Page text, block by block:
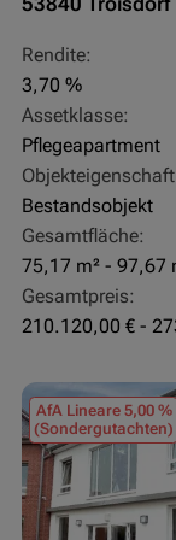
Rendite:
3,70 %
Assetklasse:
Pflegeapartment
Bestandsobjekt
Gesamtfläche:
75,17 m² - 97,67
Gesamtpreis:
AfA Lineare 5,00 %
(Sondergutachten)